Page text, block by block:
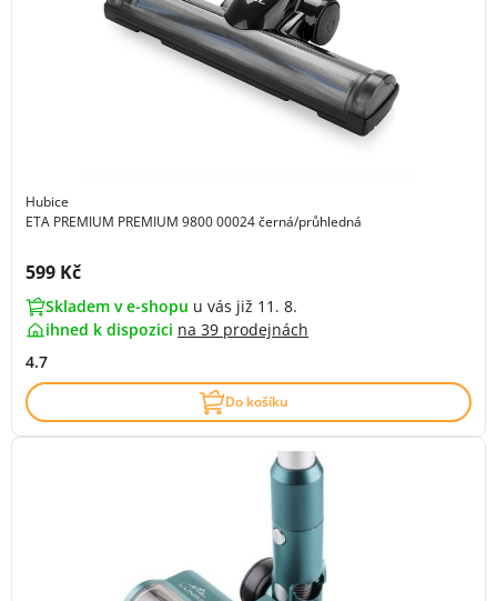
Hubice
ETA PREMIUM PREMIUM 9800 00024 černá/průhledná
Cena s DPH:
599 Kč
Skladem v e-shopu u vás již 11. 8.
ihned k dispozici na 39 prodejnách
4.7
Do košíku